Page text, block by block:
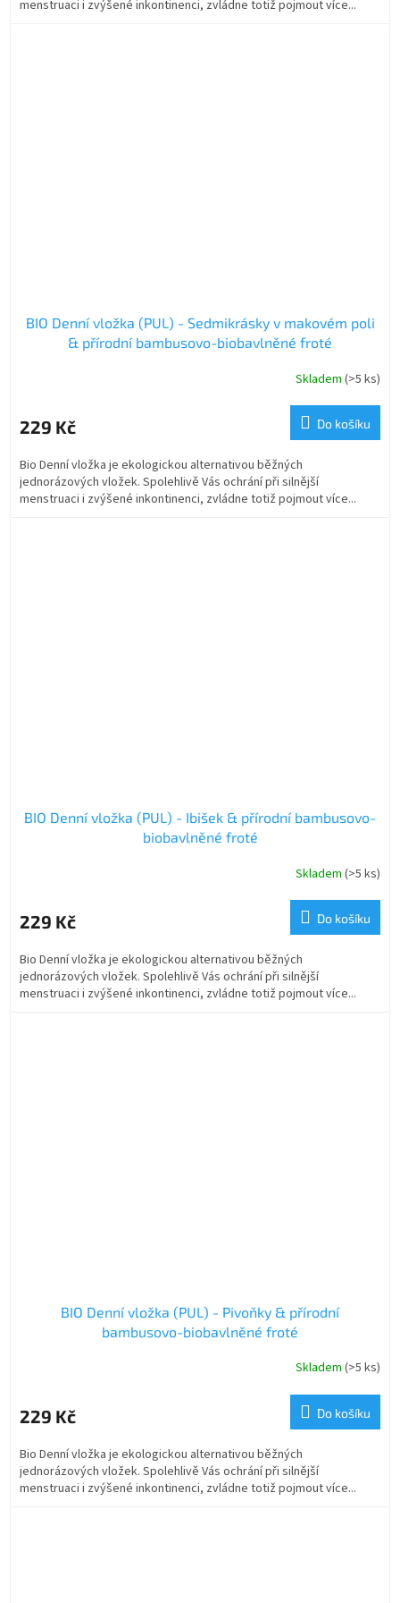
menstruaci i zvýšené inkontinenci, zvládne totiž pojmout více...
BIO Denní vložka (PUL) - Sedmikrásky v makovém poli
& přírodní bambusovo-biobavlněné froté
Skladem (>5 ks)
229 Kč Do košíku
Bio Denní vložka je ekologickou alternativou běžných
jednorázových vložek. Spolehlivě Vás ochrání při silnější
menstruaci i zvýšené inkontinenci, zvládne totiž pojmout více...
BIO Denní vložka (PUL) - Ibišek & přírodní bambusovo-
biobavlněné froté
Skladem (>5 ks)
229 Kč Do košíku
Bio Denní vložka je ekologickou alternativou běžných
jednorázových vložek. Spolehlivě Vás ochrání při silnější
menstruaci i zvýšené inkontinenci, zvládne totiž pojmout více...
BIO Denní vložka (PUL) - Pivoňky & přírodní
bambusovo-biobavlněné froté
Skladem (>5 ks)
229 Kč Do košíku
Bio Denní vložka je ekologickou alternativou běžných
jednorázových vložek. Spolehlivě Vás ochrání při silnější
menstruaci i zvýšené inkontinenci, zvládne totiž pojmout více...